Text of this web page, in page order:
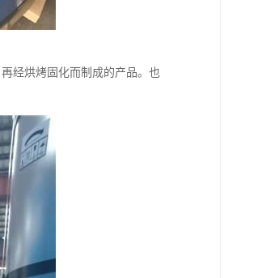
经烘烤固化而制成的产品。也